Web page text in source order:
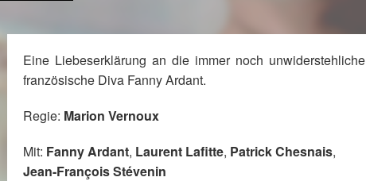
Eine Liebeserklärung an die immer noch unwiderstehliche
französische Diva Fanny Ardant.
Regie: Marion Vernoux
Mit: Fanny Ardant, Laurent Lafitte, Patrick Chesnais,
Jean-François Stévenin